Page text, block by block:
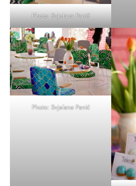
Photo: Svjelana Panić
Photo: Svjelana Panić